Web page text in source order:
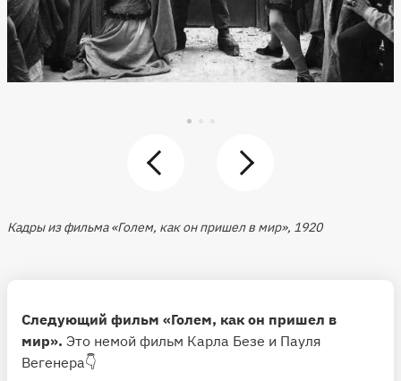
Кадры из фильма «Голем, как он пришел в мир», 1920
Следующий фильм «Голем, как он пришел в
мир». Это немой фильм Карла Безе и Пауля
Вегенера👇